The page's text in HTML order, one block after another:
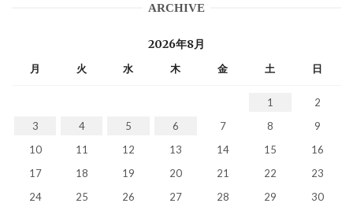
ARCHIVE
2026年8月
月 火 水 木 金 土 日
1
2
3
4 5 6 7 8
9
10
11 12 13 14 15
16
17
18 19 20 21 22
23
24
25 26 27 28 29 30